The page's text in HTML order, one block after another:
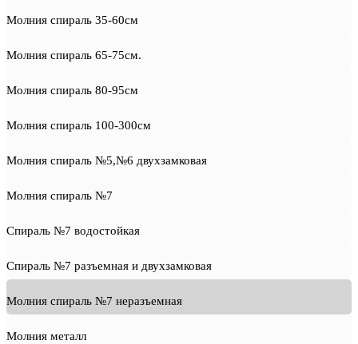
Молния спираль 35-60см
Молния спираль 65-75см.
Молния спираль 80-95см
Молния спираль 100-300см
Молния спираль №5,№6 двухзамковая
Молния спираль №7
Спираль №7 водостойкая
Спираль №7 разъемная и двухзамковая
Молния спираль №7 неразъемная
Молния металл